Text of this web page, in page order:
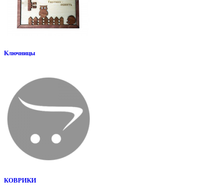
Ключницы
КОВРИКИ